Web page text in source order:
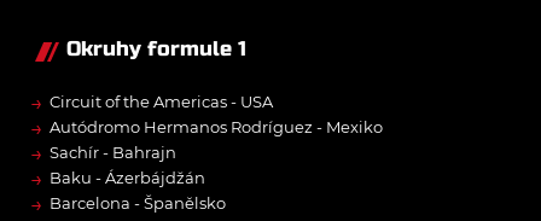
Okruhy formule 1
→ Circuit of the Americas - USA
→ Autódromo Hermanos Rodríguez - Mexiko
→ Sachír - Bahrajn
→ Baku - Ázerbájdžán
→ Barcelona - Španělsko